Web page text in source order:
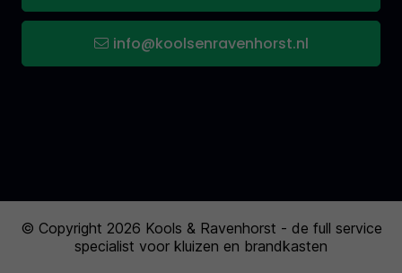
info@koolsenravenhorst.nl
© Copyright 2026 Kools & Ravenhorst - de full service
specialist voor kluizen en brandkasten